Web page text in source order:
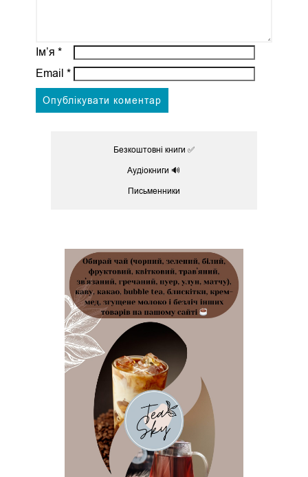
Ім’я *
Email *
Безкоштовні книги ✅
Аудіокниги 🔊
Письменники